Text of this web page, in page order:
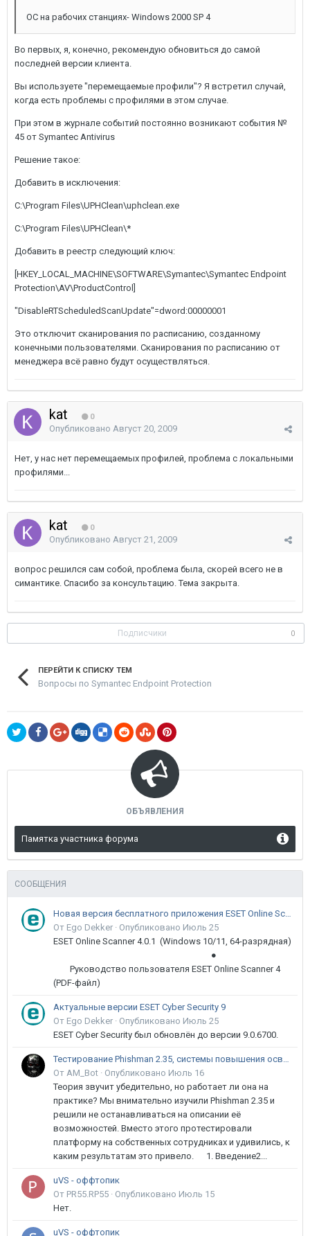
ОС на рабочих станциях- Windows 2000 SP 4
Во первых, я, конечно, рекомендую обновиться до самой
последней версии клиента.
Вы используете "перемещаемые профили"? Я встретил случай,
когда есть проблемы с профилями в этом случае.
При этом в журнале событий постоянно возникают события №
45 от Symantec Antivirus
Решение такое:
Добавить в исключения:
C:\Program Files\UPHClean\uphclean.exe
C:\Program Files\UPHClean\*
Добавить в реестр следующий ключ:
[HKEY_LOCAL_MACHINE\SOFTWARE\Symantec\Symantec Endpoint
Protection\AV\ProductControl]
"DisableRTScheduledScanUpdate"=dword:00000001
Это отключит сканирования по расписанию, созданному
конечными пользователями. Сканирования по расписанию от
менеджера всё равно будут осуществляться.
kat 0
Опубликовано Август 20, 2009
Нет, у нас нет перемещаемых профилей, проблема с локальными
профилями...
kat 0
Опубликовано Август 21, 2009
вопрос решился сам собой, проблема была, скорей всего не в
симантике. Спасибо за консультацию. Тема закрыта.
Подписчики 0
ПЕРЕЙТИ К СПИСКУ ТЕМ
Вопросы по Symantec Endpoint Protection
ОБЪЯВЛЕНИЯ
Памятка участника форума
СООБЩЕНИЯ
Новая версия бесплатного приложения ESET Online Scanner доступна пользователям
От Ego Dekker · Опубликовано Июль 25
ESET Online Scanner 4.0.1 (Windows 10/11, 64-разрядная)
●
Руководство пользователя ESET Online Scanner 4
(PDF-файл)
Актуальные версии ESET Cyber Security 9
От Ego Dekker · Опубликовано Июль 25
ESET Cyber Security был обновлён до версии 9.0.6700.
Тестирование Phishman 2.35, системы повышения осведомлённости пользователей в сфере ИБ
От AM_Bot · Опубликовано Июль 16
Теория звучит убедительно, но работает ли она на
практике? Мы внимательно изучили Phishman 2.35 и
решили не останавливаться на описании её
возможностей. Вместо этого протестировали
платформу на собственных сотрудниках и удивились, к
каким результатам это привело. 1. Введение2...
uVS - оффтопик
От PR55.RP55 · Опубликовано Июль 15
Нет.
uVS - оффтопик